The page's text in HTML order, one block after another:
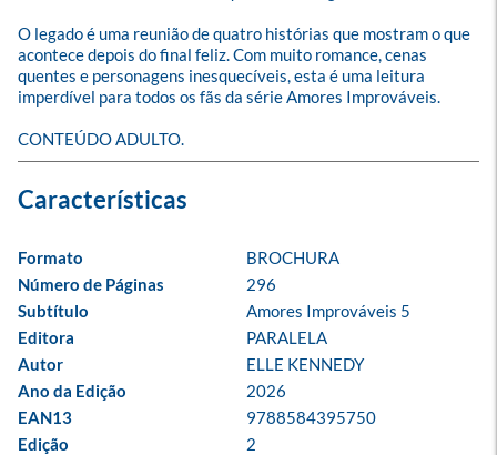
O legado é uma reunião de quatro histórias que mostram o que
acontece depois do final feliz. Com muito romance, cenas
quentes e personagens inesquecíveis, esta é uma leitura
imperdível para todos os fãs da série Amores Improváveis.
CONTEÚDO ADULTO.
Formato
BROCHURA
Número de Páginas
296
Subtítulo
Amores Improváveis 5
Editora
PARALELA
Autor
ELLE KENNEDY
Ano da Edição
2026
EAN13
9788584395750
Edição
2